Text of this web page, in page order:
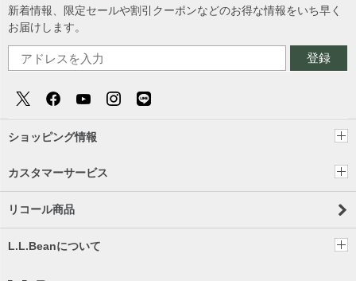
新着情報、限定セールや割引クーポンなどのお得な情報をいち早く
お届けします。
登録
ショッピング情報
カスタマーサービス
リコール商品
L.L.Beanについて